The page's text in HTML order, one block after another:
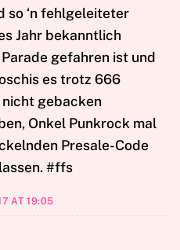
so ‘n fehlgeleiteter
Jahr bekanntlich
gefahren ist und
es trotz 666
gebacken
Onkel Punkrock mal
Presale-Code
#ffs
AT 19:05